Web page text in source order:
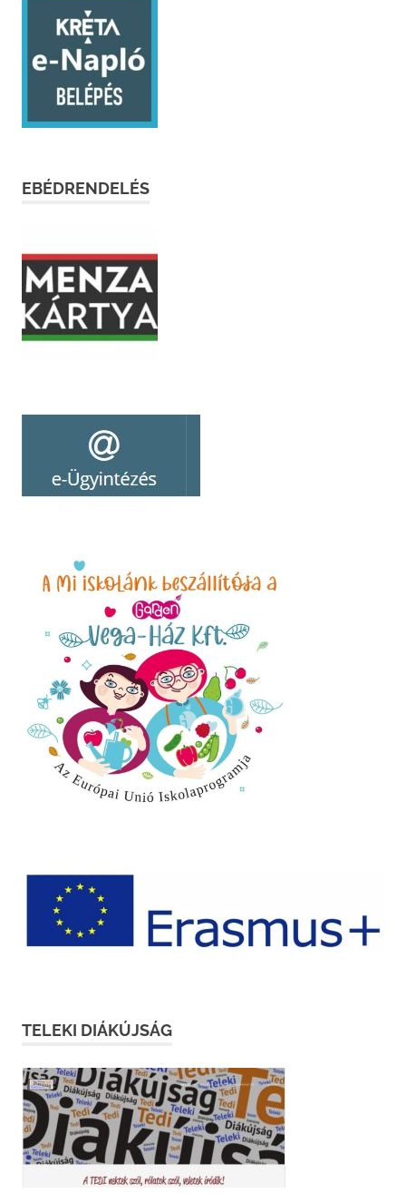
EBÉDRENDELÉS
TELEKI DIÁKÚJSÁG